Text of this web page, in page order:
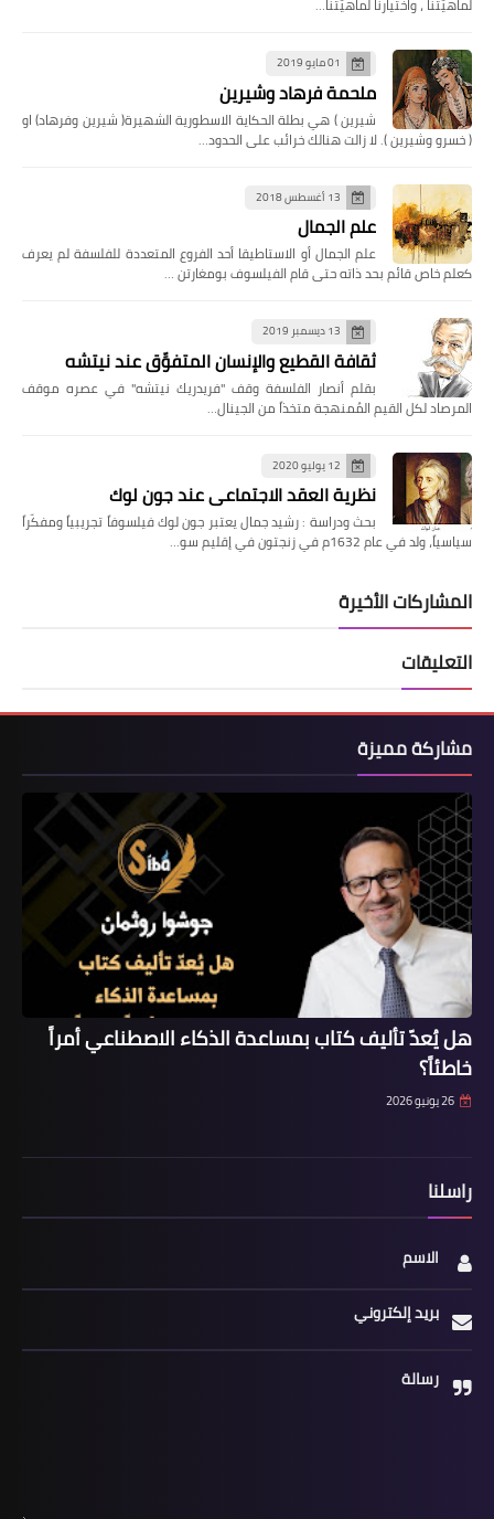
01 مايو 2019
ملحمة فرهاد وشيرين
شيرين ) هي بطلة الحكاية الاسطورية الشهيرة( شيرين وفرهاد) او
( خسرو وشيرين ). لا زالت هنالك خرائب على الحدود…
13 أغسطس 2018
علم الجمال
علم الجمال أو الاستاطيقا أحد الفروع المتعددة للفلسفة لم يعرف
كعلم خاص قائم بحد ذاته حتى قام الفيلسوف بومغارتن …
13 ديسمبر 2019
ثقافة القطيع والإنسان المتفوِّق عند نيتشه
بقلم أنصار الفلسفة وقف "فريدريك نيتشه" في عصره موقف
المرصاد لكل القيم المُمنهجة متخذاً من الجينال…
12 يوليو 2020
نظرية العقد الاجتماعي عند جون لوك
بحث ودراسة : رشيد جمال يعتبر جون لوك فيلسوفاً تجريبياً ومفكّراً
سياسياً، ولد في عام 1632م في زنجتون في إقليم سو…
المشاركات الأخيرة
التعليقات
مشاركة مميزة
هل يُعدّ تأليف كتاب بمساعدة الذكاء الاصطناعي أمراً
خاطئاً؟
26 يونيو 2026
راسلنا
الاسم
بريد إلكتروني
رسالة